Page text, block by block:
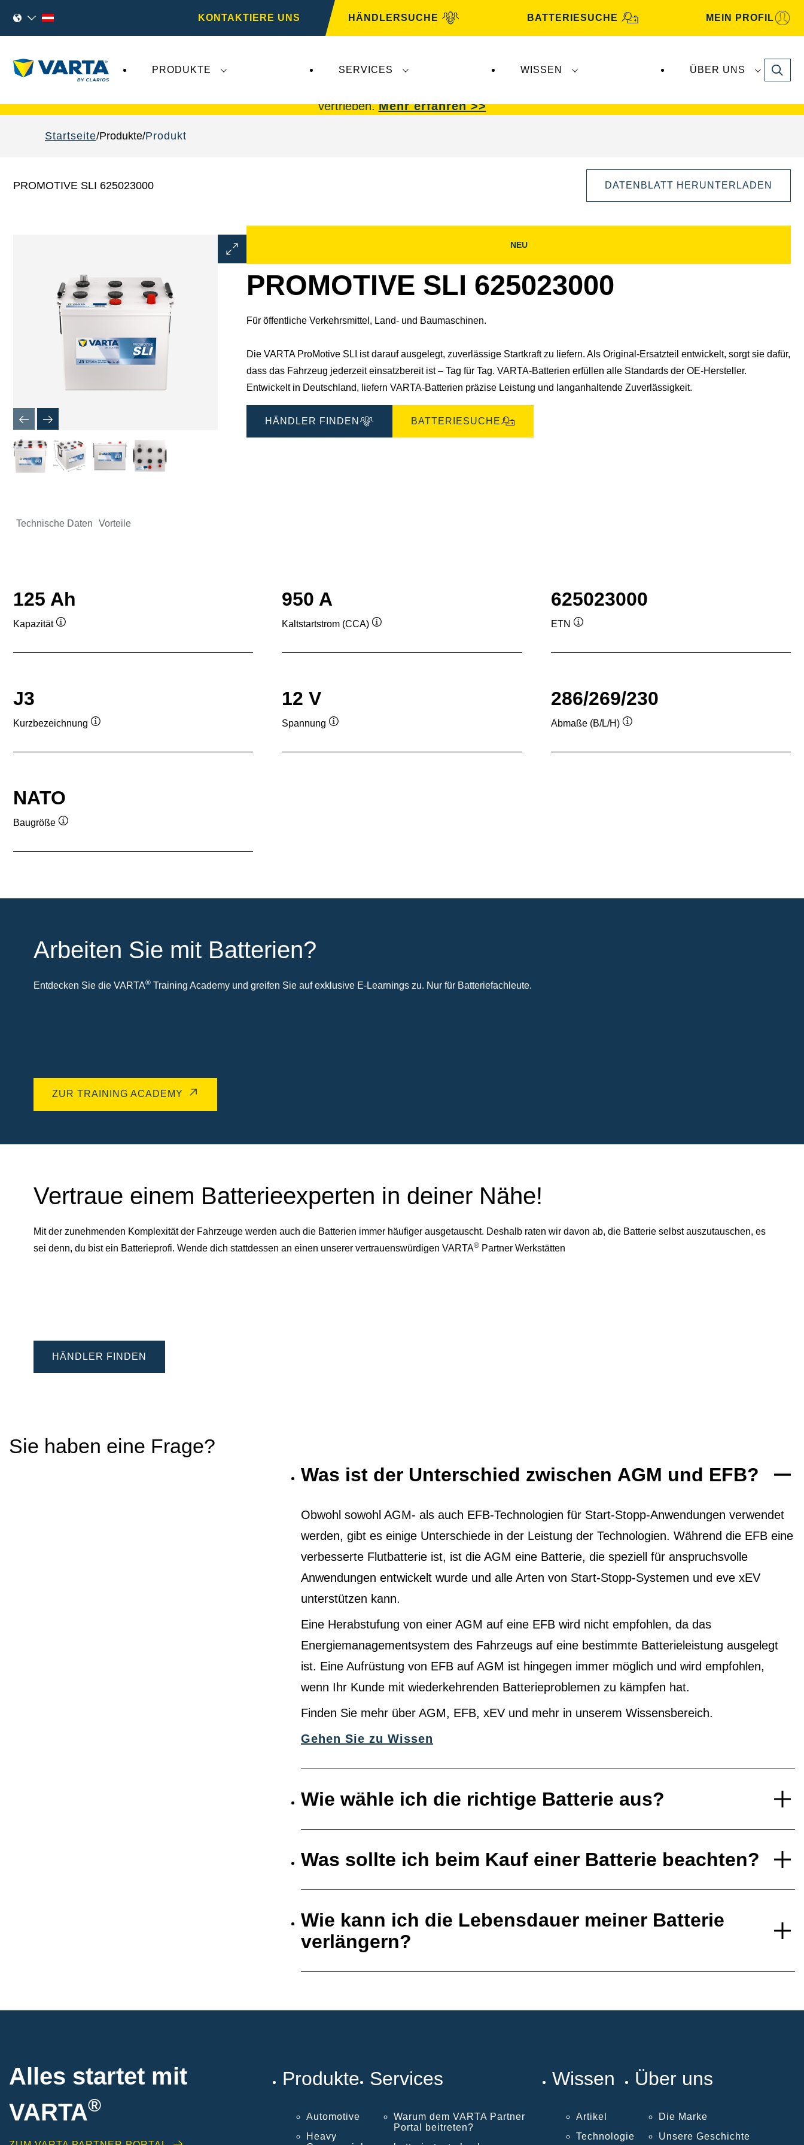
KONTAKTIERE UNS HÄNDLERSUCHE BATTERIESUCHE MEIN PROFIL
PRODUKTE SERVICES WISSEN ÜBER UNS Search
vertrieben.Mehr erfahren >>
Startseite Produkte Produkt
PROMOTIVE SLI 625023000 DATENBLATT HERUNTERLADEN
Bilddialog
öffnen
NEU
PROMOTIVE SLI 625023000
Für öffentliche Verkehrsmittel, Land- und Baumaschinen.
Die VARTA ProMotive SLI ist darauf ausgelegt, zuverlässige Startkraft zu liefern. Als Original-Ersatzteil entwickelt, sorgt sie dafür,
dass das Fahrzeug jederzeit einsatzbereit ist – Tag für Tag. VARTA-Batterien erfüllen alle Standards der OE-Hersteller.
Entwickelt in Deutschland, liefern VARTA-Batterien präzise Leistung und langanhaltende Zuverlässigkeit.
HÄNDLER FINDEN BATTERIESUCHE
Technische Daten Vorteile
125 Ah
Kapazität
950 A
Kaltstartstrom (CCA)
625023000
ETN
J3
Kurzbezeichnung
12 V
Spannung
286/269/230
Abmaße (B/L/H)
NATO
Baugröße
Arbeiten Sie mit Batterien?
Entdecken Sie die VARTA® Training Academy und greifen Sie auf exklusive E-Learnings zu. Nur für Batteriefachleute.
ZUR TRAINING ACADEMY
Vertraue einem Batterieexperten in deiner Nähe!
Mit der zunehmenden Komplexität der Fahrzeuge werden auch die Batterien immer häufiger ausgetauscht. Deshalb raten wir davon ab, die Batterie selbst auszutauschen, es
sei denn, du bist ein Batterieprofi. Wende dich stattdessen an einen unserer vertrauenswürdigen VARTA® Partner Werkstätten
HÄNDLER FINDEN
Sie haben eine Frage?
Was ist der Unterschied zwischen AGM und EFB?
Obwohl sowohl AGM- als auch EFB-Technologien für Start-Stopp-Anwendungen verwendet
werden, gibt es einige Unterschiede in der Leistung der Technologien. Während die EFB eine
verbesserte Flutbatterie ist, ist die AGM eine Batterie, die speziell für anspruchsvolle
Anwendungen entwickelt wurde und alle Arten von Start-Stopp-Systemen und eve xEV
unterstützen kann.
Eine Herabstufung von einer AGM auf eine EFB wird nicht empfohlen, da das
Energiemanagementsystem des Fahrzeugs auf eine bestimmte Batterieleistung ausgelegt
ist. Eine Aufrüstung von EFB auf AGM ist hingegen immer möglich und wird empfohlen,
wenn Ihr Kunde mit wiederkehrenden Batterieproblemen zu kämpfen hat.
Finden Sie mehr über AGM, EFB, xEV und mehr in unserem Wissensbereich.
Gehen Sie zu Wissen
Wie wähle ich die richtige Batterie aus?
Was sollte ich beim Kauf einer Batterie beachten?
Wie kann ich die Lebensdauer meiner Batterie
verlängern?
Alles startet mit
VARTA®
Produkte
Automotive
Heavy
Services
Warum dem VARTA Partner
Portal beitreten?
Wissen
Artikel
Technologie
Über uns
Die Marke
Unsere Geschichte